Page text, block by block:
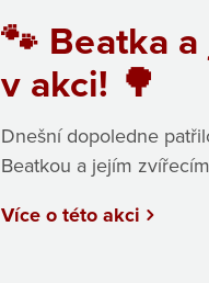
🐾 Beatka
v akci! 🌳
Dnešní dopoledne
Beatkou a jejím
Více o této akci